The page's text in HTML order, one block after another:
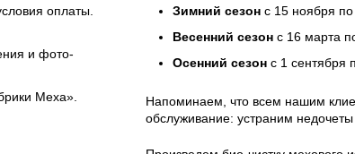
оплаты.
и фото-
Меха».
Зимний сезон с 15 ноября
Весенний сезон с 16 марта
Осенний сезон с 1 сентября
Напоминаем, что всем нашим
обслуживание: устраним